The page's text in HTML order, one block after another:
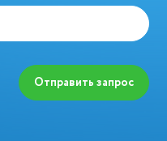
Отправить запрос